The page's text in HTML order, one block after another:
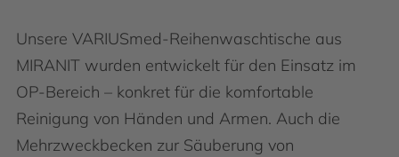
Unsere VARIUSmed-Reihenwaschtische aus
MIRANIT wurden entwickelt für den Einsatz im
OP-Bereich – konkret für die komfortable
Reinigung von Händen und Armen. Auch die
Mehrzweckbecken zur Säuberung von